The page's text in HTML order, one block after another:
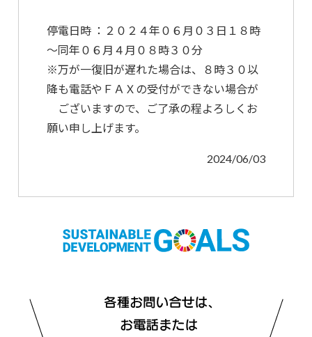
停電日時 ：２０２４年０６月０３日１８時
～同年０６月４月０８時３０分
※万が一復旧が遅れた場合は、８時３０以
降も電話やＦＡＸの受付ができない場合が
ございますので、ご了承の程よろしくお
願い申し上げます。
2024/06/03